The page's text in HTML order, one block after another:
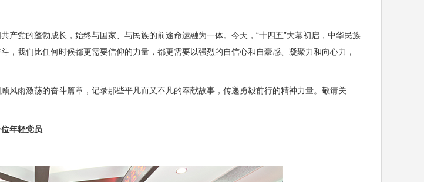
党的蓬勃成长，始终与国家、与民族的前途命运融为一体。今天，“十四五”大幕初启，中华民族
，我们比任何时候都更需要信仰的力量，都更需要以强烈的自信心和自豪感、凝聚力和向心力，
雨激荡的奋斗篇章，记录那些平凡而又不凡的奉献故事，传递勇毅前行的精神力量。敬请关
年轻党员